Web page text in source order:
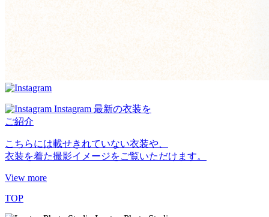
Instagram 最新の衣装を
ご紹介
こちらには載せきれていない衣装や、
衣装を着た撮影イメージをご覧いただけます。
View more
TOP